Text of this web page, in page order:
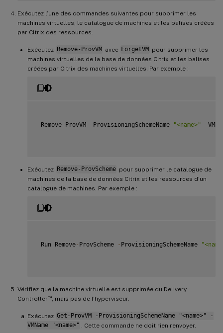
Exécutez l’une des commandes suivantes pour supprimer les
machines virtuelles, le catalogue de machines et les balises créées
par Citrix des ressources.
Exécutez Remove-ProvVM avec ForgetVM pour supprimer les
machines virtuelles de la base de données Citrix et les balises
créées par Citrix des machines virtuelles. Par exemple :
Remove- ProvVM - ProvisioningSchemeName "<name>" -
Exécutez Remove-ProvScheme pour supprimer le catalogue de
machines de la base de données Citrix et les ressources d’un
catalogue de machines. Par exemple :
Run Remove- ProvScheme - ProvisioningSchemeName
Vérifiez que la machine virtuelle est supprimée du Delivery
Controller™, mais pas de l’hyperviseur.
Exécutez Get-ProvVM -ProvisioningSchemeName "<name>" -
VMName "<name>"
. Cette commande ne doit rien renvoyer.